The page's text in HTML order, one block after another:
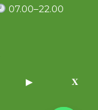
07.00–22.00
▶︎ 𝐗